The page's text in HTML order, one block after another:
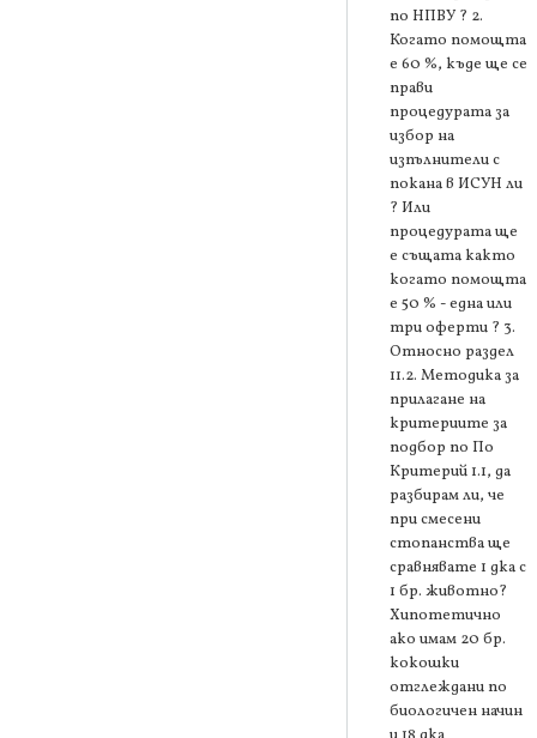
по НПВУ ? 2.
Когато помощта
е 60 %, къде ще се
прави
процедурата за
избор на
изпълнители с
покана в ИСУН ли
? Или
процедурата ще
е същата както
когато помощта
е 50 % - една или
три оферти ? 3.
Относно раздел
11.2. Методика за
прилагане на
критериите за
подбор по По
Критерий 1.1, да
разбирам ли, че
при смесени
стопанства ще
сравнявате 1 дка с
1 бр. животно?
Хипотетично
ако имам 20 бр.
кокошки
отглеждани по
биологичен начин